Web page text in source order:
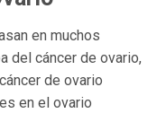
en muchos
del cáncer de ovario,
de ovario
en el ovario